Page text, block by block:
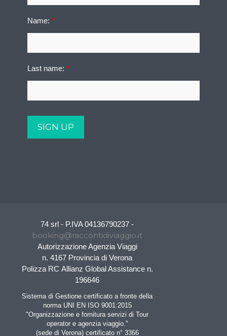
Name:*
Last name:*
74 srl - P.IVA 04136790237 -
booking@raccontidiviaggio.it
Autorizzazione Agenzia Viaggi
n. 4167 Provincia di Verona
Polizza RC Allianz Global Assistance n.
196646
Sistema di Gestione certificato a fronte della
norma UNI EN ISO 9001:2015
"Organizzazione e fornitura servizi di Tour
operator e agenzia viaggio."
(sede di Verona) certificato n° 3366